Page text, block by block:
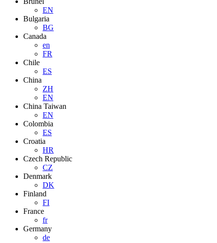
EN
Bulgaria
BG
Canada
en
FR
Chile
ES
China
ZH
EN
China Taiwan
EN
Colombia
ES
Croatia
HR
Czech Republic
CZ
Denmark
DK
Finland
FI
France
fr
Germany
de